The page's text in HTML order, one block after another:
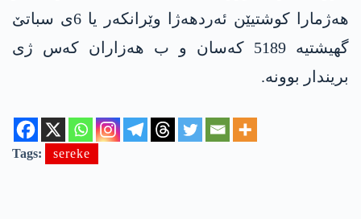
هەژمارا کوشتیێن ئەردهەژا وێرانکەر یا 6ی سباتێ
گهیشتیە 5189 کەسان و ب هەزاران کەس ژی
بریندار بوونە.
Tags: sereke